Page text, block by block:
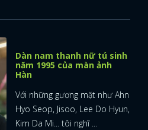
GOOGLE
Dàn nam thanh nữ tú sinh
năm 1995 của màn ảnh
Hàn
Với những gương mặt như Ahn
Hyo Seop, Jisoo, Lee Do Hyun,
Kim Da Mi... tôi nghĩ ...